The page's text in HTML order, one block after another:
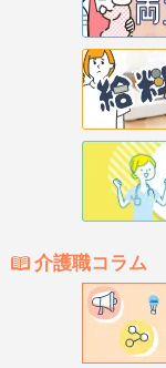
介護職コラム